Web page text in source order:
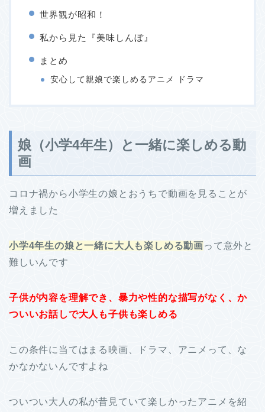
世界観が昭和！
私から見た『美味しんぼ』
まとめ
安心して親娘で楽しめるアニメ ドラマ
娘（小学4年生）と一緒に楽しめる動
画
コロナ禍から小学生の娘とおうちで動画を見ることが
増えました
小学4年生の娘と一緒に大人も楽しめる動画って意外と
難しいんです
子供が内容を理解でき、暴力や性的な描写がなく、か
ついいお話しで大人も子供も楽しめる
この条件に当てはまる映画、ドラマ、アニメって、な
かなかないんですよね
ついつい大人の私が昔見ていて楽しかったアニメを紹